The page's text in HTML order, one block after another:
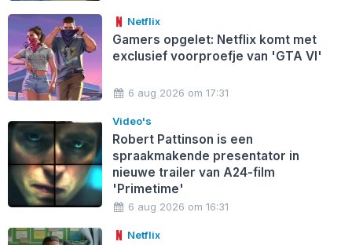
Netflix
Gamers opgelet: Netflix komt met
exclusief voorproefje van 'GTA VI'
6 aug 2026 om 17:31
Video's
Robert Pattinson is een
spraakmakende presentator in
nieuwe trailer van A24-film
'Primetime'
6 aug 2026 om 16:31
Netflix